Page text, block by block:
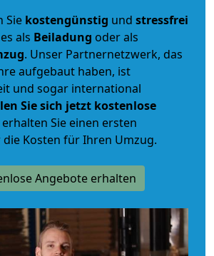
Sie kostengünstig und stressfrei
als Beiladung oder als
. Unser Partnernetzwerk, das
aufgebaut haben, ist
und sogar international
Sie sich jetzt kostenlose
Sie einen ersten
Kosten für Ihren Umzug.
Angebote erhalten